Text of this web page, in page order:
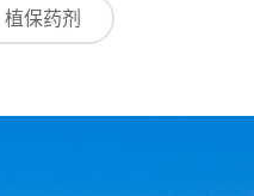
植保药剂